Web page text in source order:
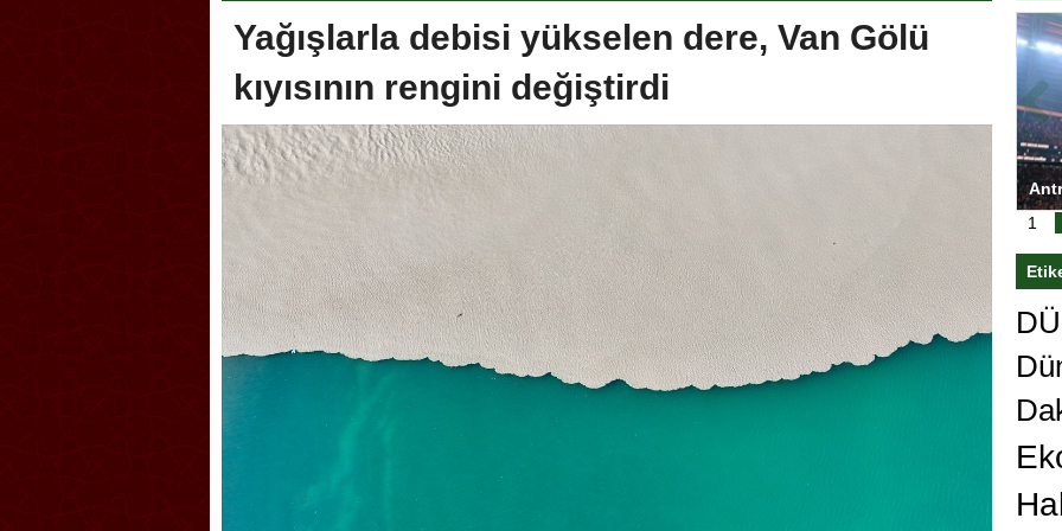
Yağışlarla debisi yükselen dere, Van Gölü
kıyısının rengini değiştirdi
Geleneksel Türk Okçuluğu
Askerlik şakası Dünya Kupası’nı
karıştırdı! Güney Kore’den sert karar
1